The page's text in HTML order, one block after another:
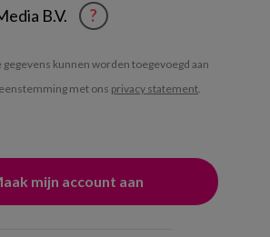
B.V.
?
gegevens kunnen worden toegevoegd aan
met ons privacy statement.